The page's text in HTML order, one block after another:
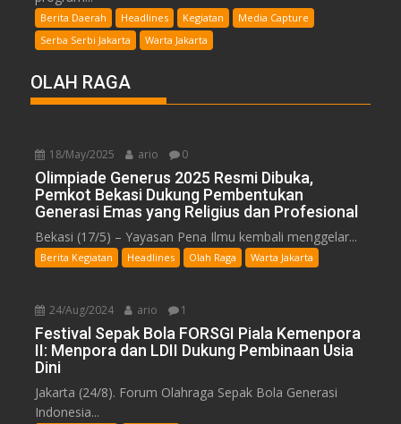
Berita Daerah Headlines Kegiatan
Media Capture
Serba Serbi Jakarta
Warta Jakarta
OLAH RAGA
18/May/2025 ario 0
Olimpiade Generus 2025 Resmi Dibuka,
Pemkot Bekasi Dukung Pembentukan
Generasi Emas yang Religius dan Profesional
Bekasi (17/5) – Yayasan Pena Ilmu kembali menggelar...
Berita Kegiatan Headlines Olah Raga Warta Jakarta
24/Aug/2024 ario 1
Festival Sepak Bola FORSGI Piala Kemenpora
II: Menpora dan LDII Dukung Pembinaan Usia
Dini
Jakarta (24/8). Forum Olahraga Sepak Bola Generasi
Indonesia...